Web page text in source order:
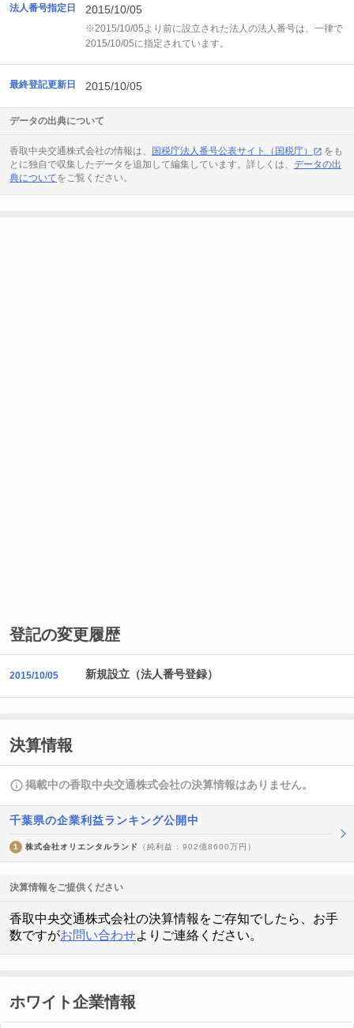
法人番号指定日 2015/10/05
※2015/10/05より前に設立された法人の法人番号は、一律で
2015/10/05に指定されています。
最終登記更新日 2015/10/05
データの出典について
香取中央交通株式会社の情報は、 国税庁法人番号公表サイト（国税庁）
をも
とに独自で収集したデータを追加して編集しています。詳しくは、 データの出
典についてをご覧ください。
登記の変更履歴
2015/10/05 新規設立（法人番号登録）
決算情報
掲載中の香取中央交通株式会社の決算情報はありません。
千葉県の企業利益ランキング公開中
1 株式会社オリエンタルランド （純利益 : 902億8600万円）
決算情報をご提供ください
香取中央交通株式会社の決算情報をご存知でしたら、お手
数ですがお問い合わせよりご連絡ください。
ホワイト企業情報